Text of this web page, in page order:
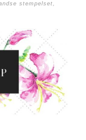
stempelset,